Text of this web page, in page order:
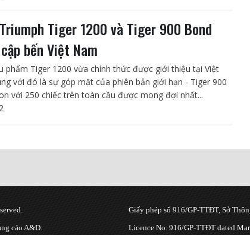
Tiger 1200 và Tiger 900 Bond
bến Việt Nam
phẩm Tiger 1200 vừa chính thức được giới thiệu tại Việt
với đó là sự góp mặt của phiên bản giới hạn - Tiger 900
với 250 chiếc trên toàn cầu được mong đợi nhất...
cáo A&D.
Giấy phép số 916/GP-TTĐT, Sở
Licence No. 916/GP-TTĐT dated